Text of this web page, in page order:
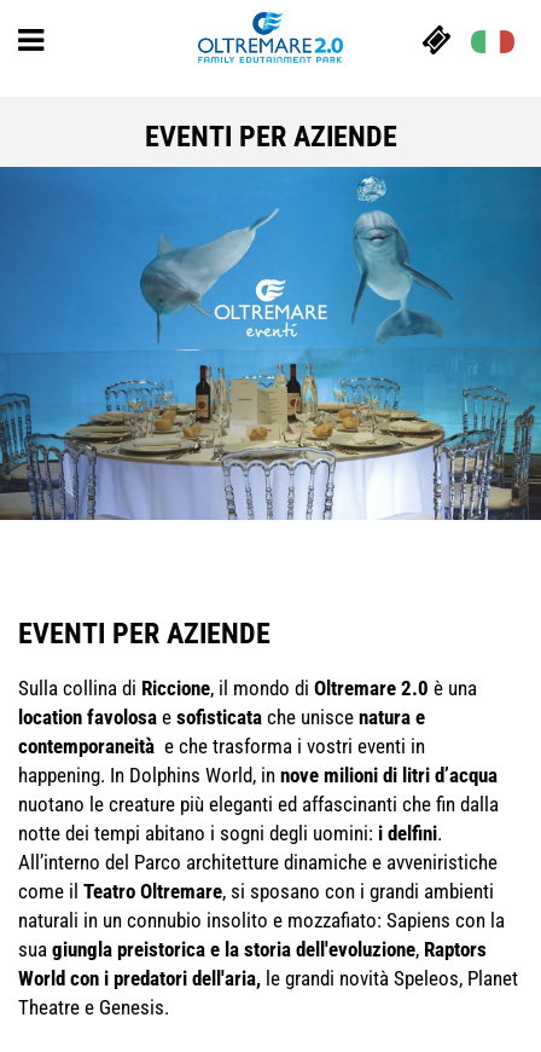
EVENTI PER AZIENDE
EVENTI PER AZIENDE
Sulla collina di Riccione, il mondo di Oltremare 2.0 è una
location favolosa e sofisticata che unisce natura e
contemporaneità e che trasforma i vostri eventi in
happening. In Dolphins World, in nove milioni di litri d’acqua
nuotano le creature più eleganti ed affascinanti che fin dalla
notte dei tempi abitano i sogni degli uomini: i delfini.
All’interno del Parco architetture dinamiche e avveniristiche
come il Teatro Oltremare, si sposano con i grandi ambienti
naturali in un connubio insolito e mozzafiato: Sapiens con la
sua giungla preistorica e la storia dell'evoluzione, Raptors
World con i predatori dell'aria, le grandi novità Speleos, Planet
Theatre e Genesis.